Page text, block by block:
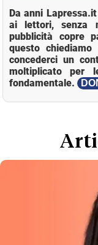
Da anni
ai lettori, senza
pubblicità copre
questo
concederci un
moltiplicato per
fondamentale.